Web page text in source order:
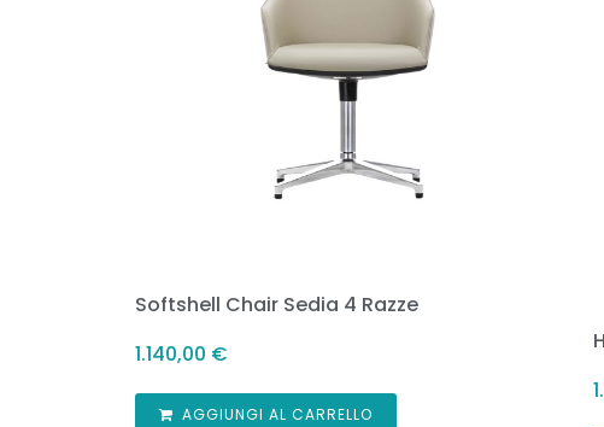
Softshell Chair Sedia 4 Razze
1.140,00 €
AGGIUNGI AL CARRELLO